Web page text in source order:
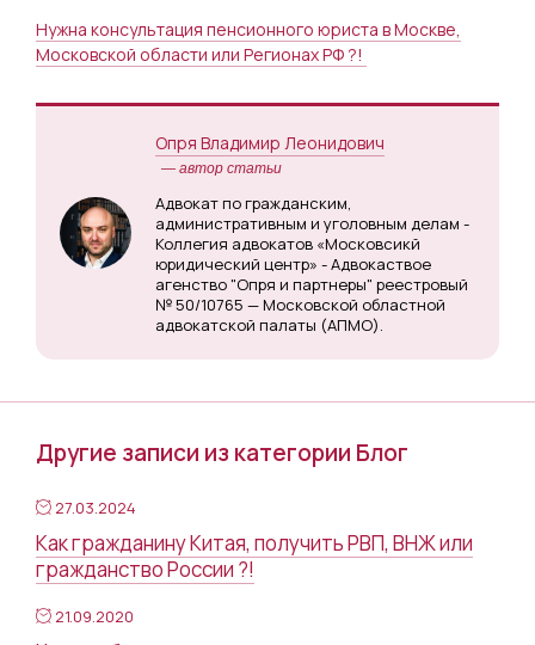
Нужна консультация пенсионного юриста в Москве,
Московской области или Регионах РФ ?!
Опря Владимир Леонидович
— автор статьи
Адвокат по гражданским,
административным и уголовным делам -
Коллегия адвокатов «Московсикй
юридический центр» - Адвокаствое
агенство "Опря и партнеры" реестровый
№ 50/10765 — Московской областной
адвокатской палаты (АПМО).
Другие записи из категории Блог
27.03.2024
Как гражданину Китая, получить РВП, ВНЖ или
гражданство России ?!
21.09.2020